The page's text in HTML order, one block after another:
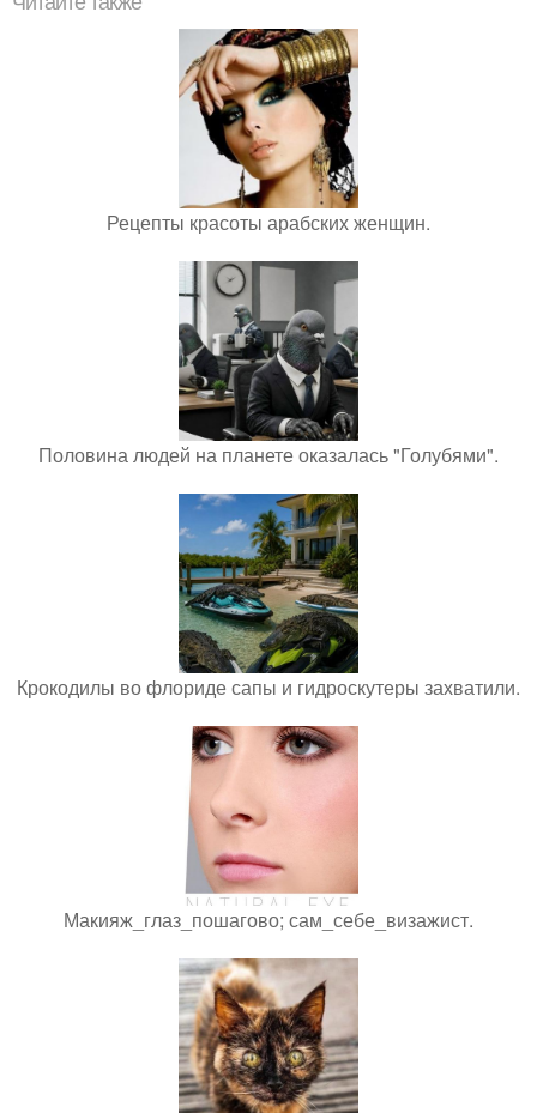
Рецепты красоты арабских женщин.
Половина людей на планете оказалась "Голубями".
Крокодилы во флориде сапы и гидроскутеры захватили.
Макияж_глаз_пошагово; сам_себе_визажист.